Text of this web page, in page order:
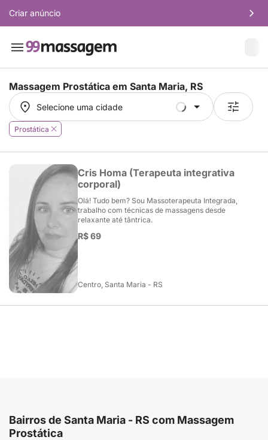
Criar anúncio
Massagem Prostática em Santa Maria, RS
Selecione uma cidade
Selecione uma cidade
Prostática
Cris Homa (Terapeuta integrativa
corporal)
Olá! Tudo bem? Sou Massoterapeuta Integrada,
trabalho com técnicas de massagens desde
relaxante até tântrica.
R$ 69
Centro, Santa Maria - RS
Bairros de Santa Maria - RS com Massagem
Prostática